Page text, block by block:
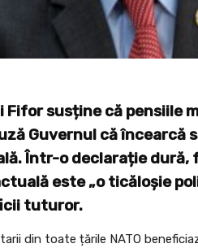
Fifor susține că pensiile
Guvernul că încearcă
Într-o declarație dură,
este „o ticăloșie
tuturor.
din toate țările NATO